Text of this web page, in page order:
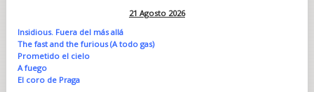
21 Agosto 2026
Insidious. Fuera del más allá
The fast and the furious (A todo gas)
Prometido el cielo
A fuego
El coro de Praga